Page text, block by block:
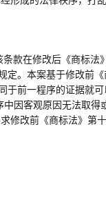
款在修改后《商标法
定。本案基于修改前
于前一程序的证据就
因客观原因无法取得
修改前《商标法》第